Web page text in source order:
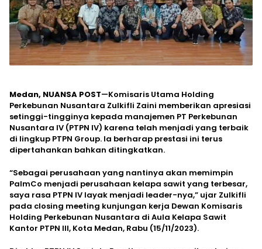
Medan, NUANSA POST—Komisaris Utama Holding
Perkebunan Nusantara Zulkifli Zaini memberikan apresiasi
setinggi-tingginya kepada manajemen PT Perkebunan
Nusantara IV (PTPN IV) karena telah menjadi yang terbaik
di lingkup PTPN Group. Ia berharap prestasi ini terus
dipertahankan bahkan ditingkatkan.
“Sebagai perusahaan yang nantinya akan memimpin
PalmCo menjadi perusahaan kelapa sawit yang terbesar,
saya rasa PTPN IV layak menjadi leader-nya,” ujar Zulkifli
pada closing meeting kunjungan kerja Dewan Komisaris
Holding Perkebunan Nusantara di Aula Kelapa Sawit
Kantor PTPN III, Kota Medan, Rabu (15/11/2023).